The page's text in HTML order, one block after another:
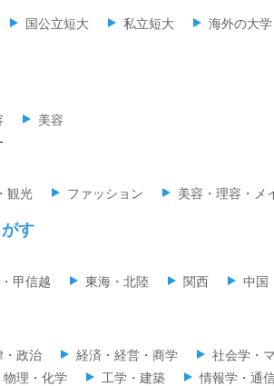
国公立短大 私立短大 海外の大学
美容
観光 ファッション 美容・理容・メ
す
甲信越 東海・北陸 関西 中国
・政治 経済・経営・商学 社会学・
物理・化学 工学・建築 情報学・通